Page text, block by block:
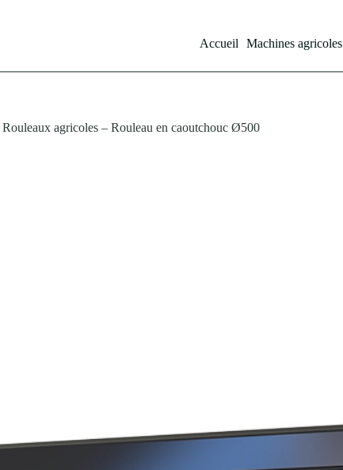
Accueil Machines agricoles
Rouleaux agricoles – Rouleau en caoutchouc Ø500